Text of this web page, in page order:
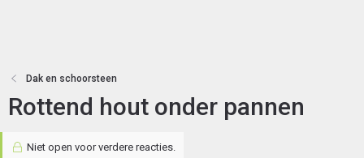
Dak en schoorsteen
Rottend hout onder pannen
Niet open voor verdere reacties.